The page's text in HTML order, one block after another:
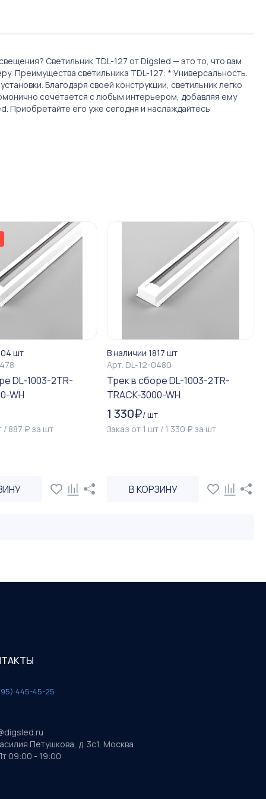
Светильник TDL-127 от Digsled — это то, что вам
Преимущества светильника TDL-127: * Универсальность.
Благодаря своей конструкции, светильник легко
сочетается с любым интерьером, добавляя ему
Приобретайте его уже сегодня и наслаждайтесь
шт
DL-1003-2TR-
WH
/ 887 ₽ за шт
В наличии 1817 шт
Арт. DL-12-0480
Трек в сборе DL-1003-2TR-
TRACK-3000-WH
1 330₽/шт
Заказ от 1 шт / 1 330 ₽ за шт
В КОРЗИНУ
445-45-25
Петушкова, д. 3с1, Москва
09:00 - 19:00